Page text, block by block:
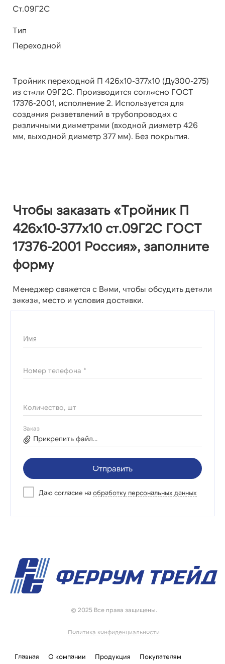
Ст.09Г2С
Тип
Переходной
Тройник переходной П 426х10-377х10 (Ду300-275)
из стали 09Г2С. Производится согласно ГОСТ
17376-2001, исполнение 2. Используется для
создания разветвлений в трубопроводах с
различными диаметрами (входной диаметр 426
мм, выходной диаметр 377 мм). Без покрытия.
Чтобы заказать «Тройник П
426х10-377х10 ст.09Г2С ГОСТ
17376-2001 Россия», заполните
форму
Менеджер свяжется с Вами, чтобы обсудить детали
заказа, место и условия доставки.
Имя
Номер телефона *
Количество, шт
Заказ
Прикрепить файл...
Отправить
Даю согласие на обработку персональных данных
© 2025 Все права защищены.
Политика конфиденциальности
Главная О компании Продукция Покупателям